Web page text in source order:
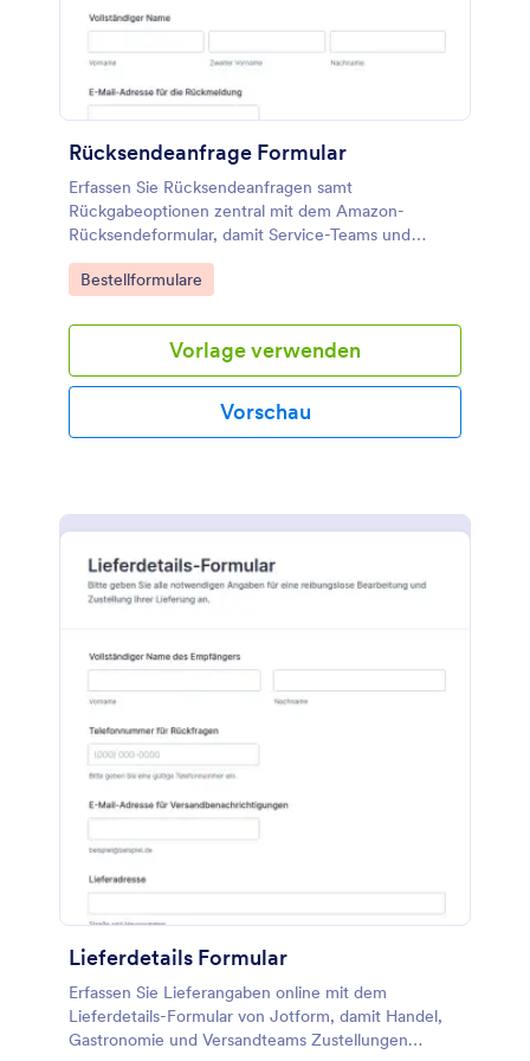
Rücksendeanfrage Formular
Erfassen Sie Rücksendeanfragen samt
Rückgabeoptionen zentral mit dem Amazon-
Rücksendeformular, damit Service-Teams und
Onlinehändler Rückgaben schneller prüfen,
priorisieren und die weitere Abwicklung
Go to Category:
Bestellformulare
Vorlage verwenden
Vorschau
Lieferdetails Formular
Erfassen Sie Lieferangaben online mit dem
Lieferdetails-Formular von Jotform, damit Handel,
Gastronomie und Versandteams Zustellungen